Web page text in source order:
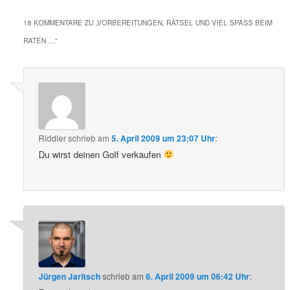
18 KOMMENTARE ZU „VORBEREITUNGEN, RÄTSEL UND VIEL SPASS BEIM R
ATEN …
“
Riddlerschriebam5. April 2009 um 23:07 Uhr:
Du wirst deinen Golf verkaufen
Jürgen Jaritschschriebam6. April 2009 um 06:42 Uhr: